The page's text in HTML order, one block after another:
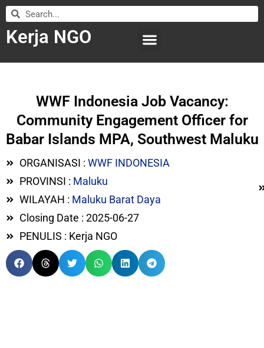
Kerja NGO
WWF Indonesia Job Vacancy:
Community Engagement Officer for
Babar Islands MPA, Southwest Maluku
ORGANISASI : WWF INDONESIA
PROVINSI : Maluku
WILAYAH : Maluku Barat Daya
Closing Date : 2025-06-27
PENULIS : Kerja NGO